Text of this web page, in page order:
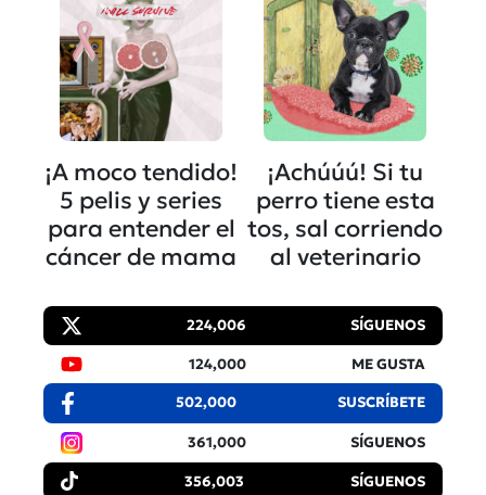
¡A moco tendido!
5 pelis y series
para entender el
cáncer de mama
¡Achúúú! Si tu
perro tiene esta
tos, sal corriendo
al veterinario
224,006 SÍGUENOS
124,000 ME GUSTA
502,000 SUSCRÍBETE
361,000 SÍGUENOS
356,003 SÍGUENOS